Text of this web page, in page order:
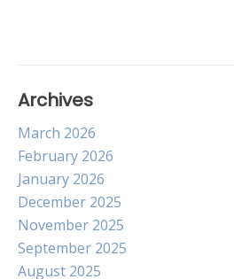
Archives
March 2026
February 2026
January 2026
December 2025
November 2025
September 2025
August 2025